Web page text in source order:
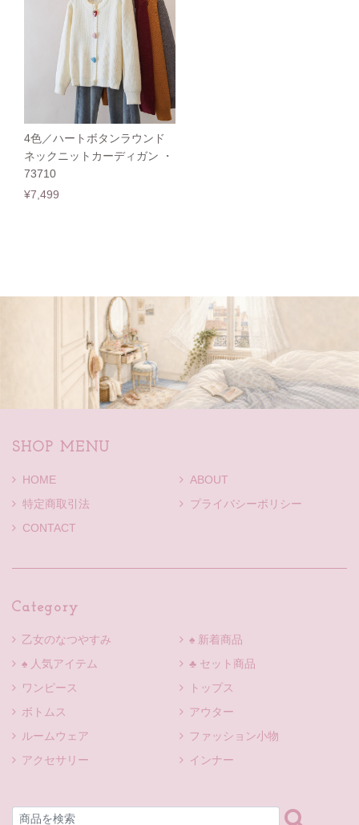
4色／ハートボタンラウンド
ネックニットカーディガン ・
73710
¥7,499
SHOP MENU
HOME
ABOUT
特定商取引法
プライバシーポリシー
CONTACT
Category
乙女のなつやすみ
♠ 新着商品
♠ 人気アイテム
♣ セット商品
ワンピース
トップス
ボトムス
アウター
ルームウェア
ファッション小物
アクセサリー
インナー